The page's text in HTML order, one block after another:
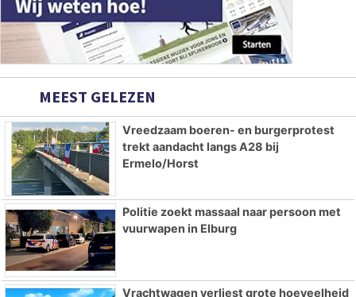
MEEST GELEZEN
Vreedzaam boeren- en burgerprotest
trekt aandacht langs A28 bij
Ermelo/Horst
Politie zoekt massaal naar persoon met
vuurwapen in Elburg
Vrachtwagen verliest grote hoeveelheid